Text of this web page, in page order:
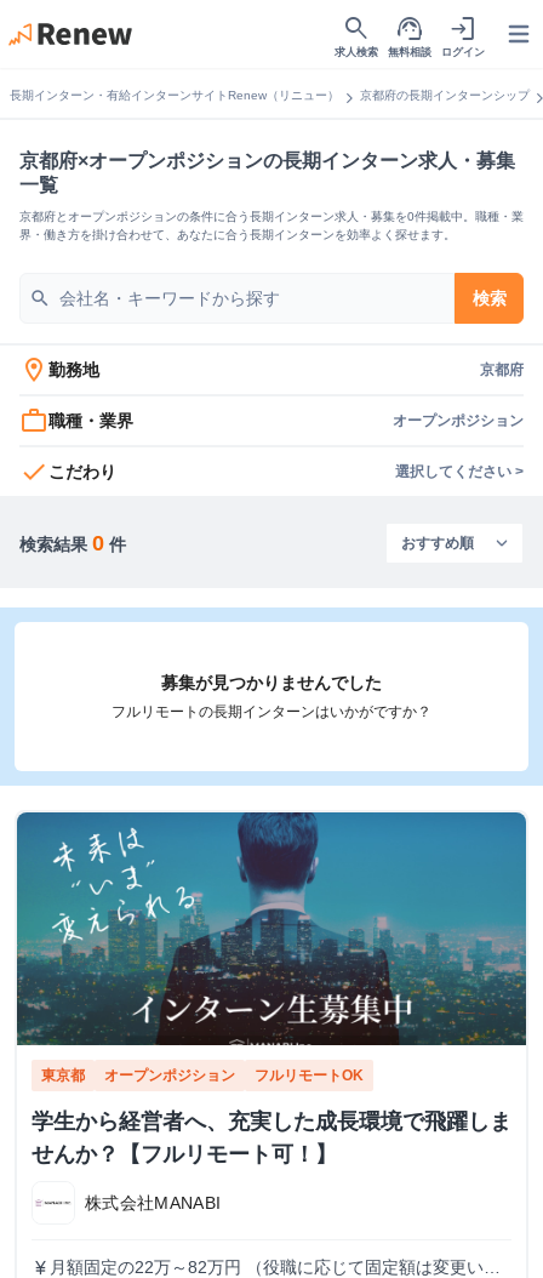
search
求人検索
support_agent
無料相談
login
ログイン
長期インターン・有給インターンサイトRenew（リニュー） chevron_right 京都府の長期インターンシップ
京都府×オープンポジションの長期インターン求人・募集
一覧
京都府とオープンポジションの条件に合う長期インターン求人・募集を0件掲載中。職種・業
界・働き方を掛け合わせて、あなたに合う長期インターンを効率よく探せます。
search 検索
location_on 勤務地 京都府
work_outline職種・業界 オープンポジション
check こだわり 選択してください >
検索結果 0 件
募集が見つかりませんでした
フルリモートの長期インターンはいかがですか？
東京都 オープンポジション フルリモートOK
学生から経営者へ、充実した成長環境で飛躍しま
せんか？【フルリモート可！】
株式会社MANABI
currency_yen 月額固定の22万～82万円 （役職に応じて固定額は変更いた